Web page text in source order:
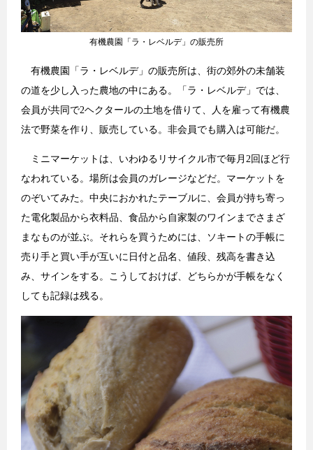
有機農園「ラ・レベルデ」の販売所
有機農園「ラ・レベルデ」の販売所は、街の郊外の未舗装
の道を少し入った農地の中にある。「ラ・レベルデ」では、
会員が共同で2ヘクタールの土地を借りて、人を雇って有機農
法で野菜を作り、販売している。非会員でも購入は可能だ。
ミニマーケットは、いわゆるリサイクル市で毎月2回ほど行
なわれている。場所は会員のガレージなどだ。マーケットを
のぞいてみた。中央におかれたテーブルに、会員が持ち寄っ
た電化製品から衣料品、食品から自家製のワインまでさまざ
まなものが並ぶ。それらを買うためには、ソキートの手帳に
売り手と買い手が互いに日付と品名、値段、残高を書き込
み、サインをする。こうしておけば、どちらかが手帳をなく
しても記録は残る。